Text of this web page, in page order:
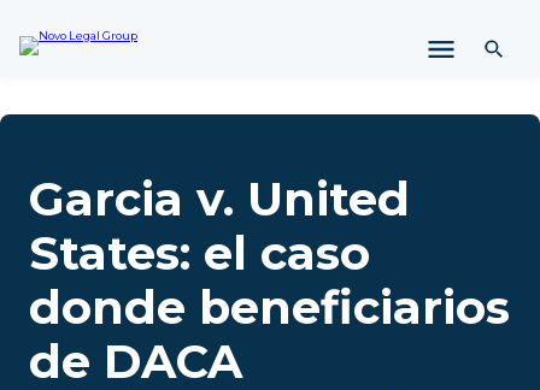
t
o
n
d
o
Garcia v. United
States: el caso
donde beneficiarios
de DACA